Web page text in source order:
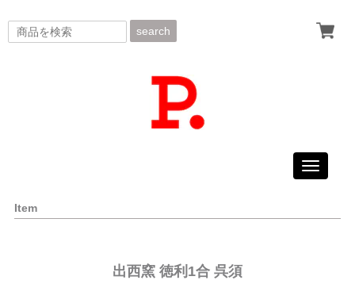
search
Toggle
Item
出西窯 徳利1合 呉須